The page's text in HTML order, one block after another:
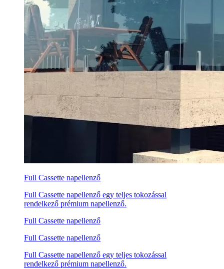
Full Cassette napellenző
Full Cassette napellenző egy teljes tokozással
rendelkező prémium napellenző.
Full Cassette napellenző
Full Cassette napellenző
Full Cassette napellenző egy teljes tokozással
rendelkező prémium napellenző.